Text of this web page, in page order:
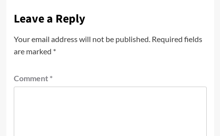
Leave a Reply
Your email address will not be published. Required fields
are marked *
Comment *